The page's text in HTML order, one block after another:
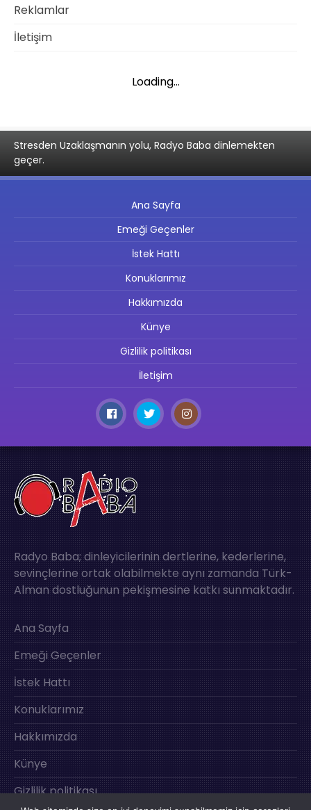
Reklamlar
İletişim
Loading...
Stresden Uzaklaşmanın yolu, Radyo Baba dinlemekten
geçer.
Ana Sayfa
Emeği Geçenler
İstek Hattı
Konuklarımız
Hakkımızda
Künye
Gizlilik politikası
İletişim
Radyo Baba; dinleyicilerinin dertlerine, kederlerine,
sevinçlerine ortak olabilmekte aynı zamanda Türk-
Alman dostluğunun pekişmesine katkı sunmaktadır.
Ana Sayfa
Emeği Geçenler
İstek Hattı
Konuklarımız
Hakkımızda
Künye
Gizlilik politikası